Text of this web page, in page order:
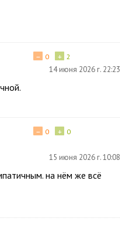
+ 2
− 0
14 июня 2026 г. 22:23
+ 0
− 0
15 июня 2026 г. 10:08
на нём же всё